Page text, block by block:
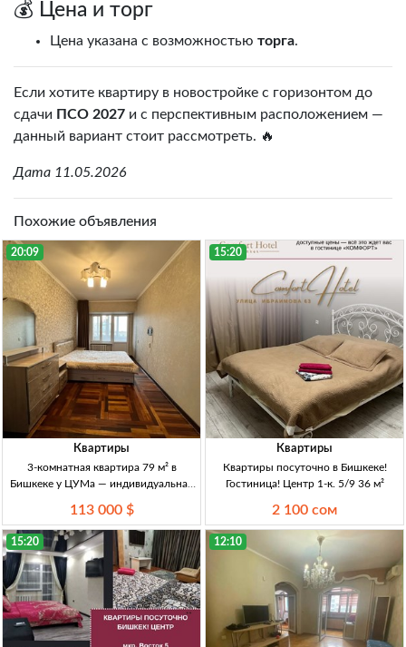
💰 Цена и торг
Цена указана с возможностью торга.
Если хотите квартиру в новостройке с горизонтом до
сдачи ПСО 2027 и с перспективным расположением —
данный вариант стоит рассмотреть. 🔥
Дата 11.05.2026
Похожие объявления
20:09
Квартиры
3-комнатная квартира 79 м² в
Бишкеке у ЦУМа — индивидуальная
9/9 эт., кирп. дом, инд. план., ремонт,
центр. коммуникации, раздельный с/
у, лоджия,
113 000 $
15:20
Квартиры
Квартиры посуточно в Бишкеке!
Гостиница! Центр 1-к. 5/9 36 м²
2 100 сом
15:20 12:10